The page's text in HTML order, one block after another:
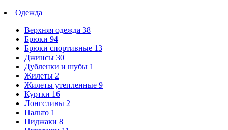
Одежда
Верхняя одежда 38
Брюки 94
Брюки спортивные 13
Джинсы 30
Дубленки и шубы 1
Жилеты 2
Жилеты утепленные 9
Куртки 16
Лонгсливы 2
Пальто 1
Пиджаки 8